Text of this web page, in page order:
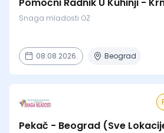
Snaga mladosti OZ
08.08.2026. Beograd
Pekač - Beograd (Sve